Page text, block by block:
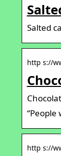
Salted
http s://
http s://